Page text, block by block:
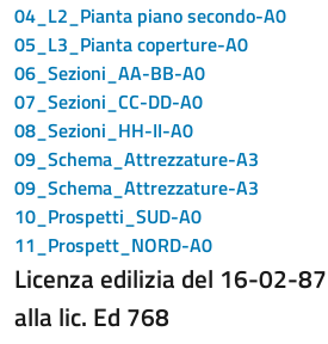
04_L2_Pianta piano secondo-A0
05_L3_Pianta coperture-A0
06_Sezioni_AA-BB-A0
07_Sezioni_CC-DD-A0
08_Sezioni_HH-II-A0
09_Schema_Attrezzature-A3
09_Schema_Attrezzature-A3
10_Prospetti_SUD-A0
11_Prospett_NORD-A0
Licenza edilizia del 16-02-
alla lic. Ed 768